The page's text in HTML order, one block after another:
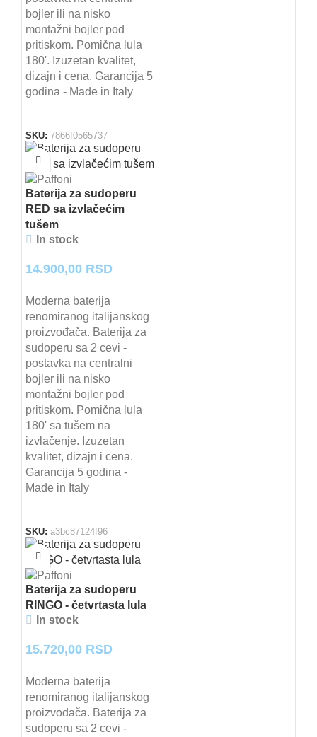
bojler ili na nisko
montažni bojler pod
pritiskom. Pomična lula
180'. Izuzetan kvalitet,
dizajn i cena. Garancija 5
godina - Made in Italy
SKU: 7866f0565737
Baterija za sudoperu
RED sa izvlačećim
tušem
In stock
14.900,00 RSD
Moderna baterija
renomiranog italijanskog
proizvođača. Baterija za
sudoperu sa 2 cevi -
postavka na centralni
bojler ili na nisko
montažni bojler pod
pritiskom. Pomična lula
180' sa tušem na
izvlačenje. Izuzetan
kvalitet, dizajn i cena.
Garancija 5 godina -
Made in Italy
SKU: a3bc87124f96
Baterija za sudoperu
RINGO - četvrtasta lula
In stock
15.720,00 RSD
Moderna baterija
renomiranog italijanskog
proizvođača. Baterija za
sudoperu sa 2 cevi -